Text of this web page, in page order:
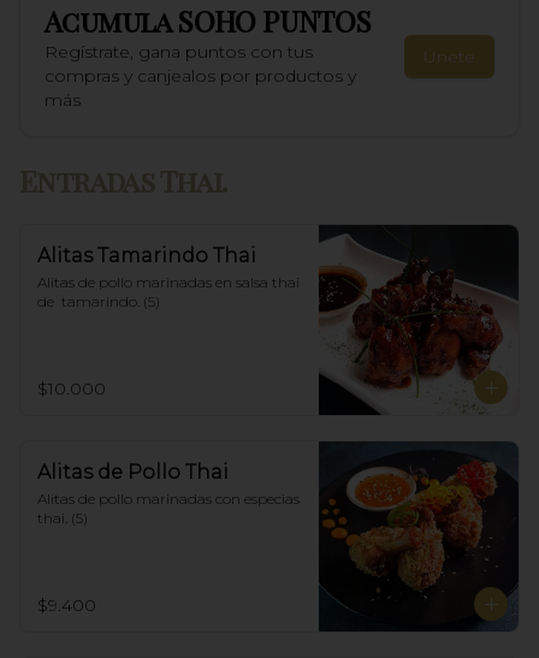
AcumulaSOHO PUNTOS
Regístrate, gana puntos con tus
compras y canjealos por productos y
más
Únete
Entradas Thai.
Alitas Tamarindo Thai
Alitas de pollo marinadas en salsa thai
de  tamarindo. (5)
$10.000
Alitas de Pollo Thai
Alitas de pollo marinadas con especias
thai. (5)
$9.400